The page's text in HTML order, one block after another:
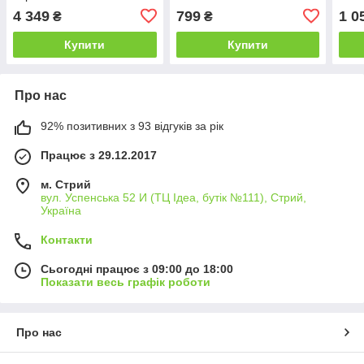
4 349 ₴
Купити
799₴
Купити
1
Про нас
92% позитивних з 93 відгуків за рік
Працює з 29.12.2017
м. Стрий
вул. Успенська 52 И (ТЦ Ідеа, бутік №111), Стрий,
Україна
Контакти
Сьогодні працює з 09:00 до 18:00
Показати весь графік роботи
Про нас